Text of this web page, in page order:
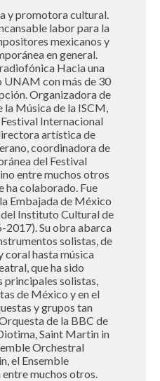
y promotora cultural.
labor para la
mexicanos y
en general.
Hacia una
UNAM con más de 30
Organizadora de
la Música de la ISCM,
Internacional
artística de
coordinadora de
del Festival
entre muchos otros
ha colaborado. Fue
Embajada de México
Instituto Cultural de
2017). Su obra abarca
solistas, de
coral hasta música
que ha sido
principales solistas,
de México y en el
y grupos tan
de la BBC de
Saint Martin in
Orchestral
el Ensemble
muchos otros.